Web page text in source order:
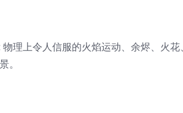
理上令人信服的火焰运动、余烬、火
。